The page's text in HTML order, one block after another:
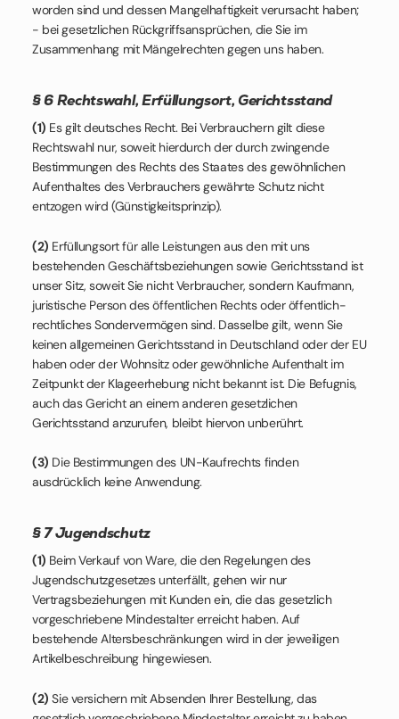
worden sind und dessen Mangelhaftigkeit verursacht haben;
- bei gesetzlichen Rückgriffsansprüchen, die Sie im
Zusammenhang mit Mängelrechten gegen uns haben.
§ 6 Rechtswahl, Erfüllungsort, Gerichtsstand
(1) Es gilt deutsches Recht. Bei Verbrauchern gilt diese
Rechtswahl nur, soweit hierdurch der durch zwingende
Bestimmungen des Rechts des Staates des gewöhnlichen
Aufenthaltes des Verbrauchers gewährte Schutz nicht
entzogen wird (Günstigkeitsprinzip).
(2) Erfüllungsort für alle Leistungen aus den mit uns
bestehenden Geschäftsbeziehungen sowie Gerichtsstand ist
unser Sitz, soweit Sie nicht Verbraucher, sondern Kaufmann,
juristische Person des öffentlichen Rechts oder öffentlich-
rechtliches Sondervermögen sind. Dasselbe gilt, wenn Sie
keinen allgemeinen Gerichtsstand in Deutschland oder der EU
haben oder der Wohnsitz oder gewöhnliche Aufenthalt im
Zeitpunkt der Klageerhebung nicht bekannt ist. Die Befugnis,
auch das Gericht an einem anderen gesetzlichen
Gerichtsstand anzurufen, bleibt hiervon unberührt.
(3) Die Bestimmungen des UN-Kaufrechts finden
ausdrücklich keine Anwendung.
§ 7 Jugendschutz
(1) Beim Verkauf von Ware, die den Regelungen des
Jugendschutzgesetzes unterfällt, gehen wir nur
Vertragsbeziehungen mit Kunden ein, die das gesetzlich
vorgeschriebene Mindestalter erreicht haben. Auf
bestehende Altersbeschränkungen wird in der jeweiligen
Artikelbeschreibung hingewiesen.
(2) Sie versichern mit Absenden Ihrer Bestellung, das